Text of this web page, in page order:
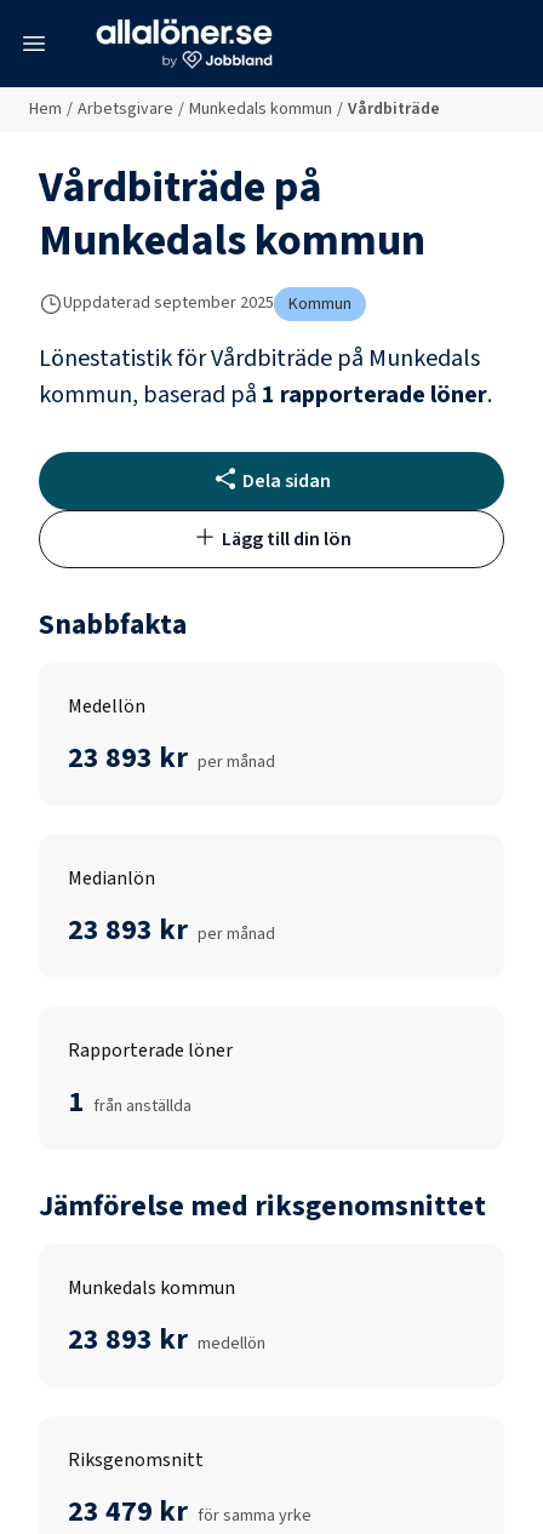
Hem / Arbetsgivare / Munkedals kommun / Vårdbiträde
Vårdbiträdepå
Munkedals kommun
Uppdaterad september 2025 Kommun
Lönestatistik förVårdbiträde på Munkedals
kommun, baserad på 1 rapporterade löner.
Dela sidan
Lägg till din lön
Snabbfakta
Medellön
23 893 kr per månad
Medianlön
23 893 kr per månad
Rapporterade löner
1 från anställda
Jämförelse med riksgenomsnittet
Munkedals kommun
23 893 kr medellön
Riksgenomsnitt
23 479 kr för samma yrke